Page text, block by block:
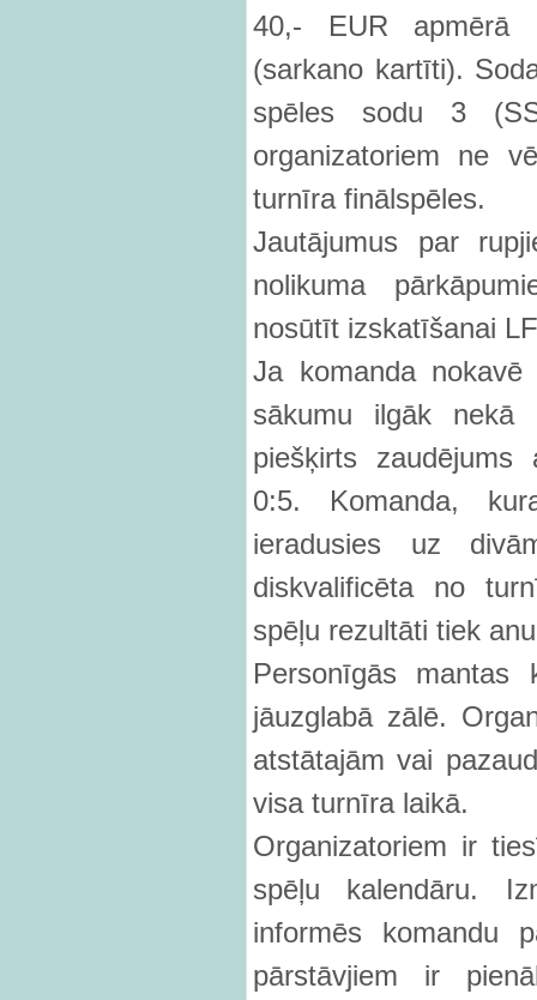
40,- EUR apmērā
(sarkano kartīti).
spēles sodu 3
organizatoriem ne
turnīra finālspēles.
Jautājumus par
nolikuma
nosūtīt izskatīšanai
Ja komanda
sākumu ilgāk
piešķirts
0:5. Komanda,
ieradusies uz
diskvalificēta no
spēļu rezultāti tiek
Personīgās mantas
jāuzglabā zālē.
atstātajām vai
visa turnīra laikā.
Organizatoriem ir
spēļu kalendāru.
informēs komandu
pārstāvjiem ir